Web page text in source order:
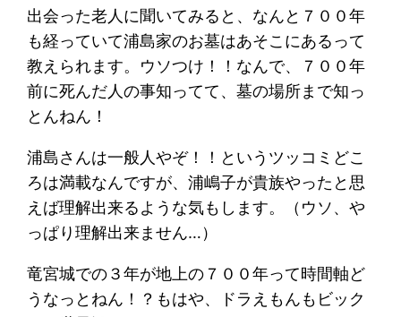
出会った老人に聞いてみると、なんと７００年
も経っていて浦島家のお墓はあそこにあるって
教えられます。ウソつけ！！なんで、７００年
前に死んだ人の事知ってて、墓の場所まで知っ
とんねん！
浦島さんは一般人やぞ！！というツッコミどこ
ろは満載なんですが、浦嶋子が貴族やったと思
えば理解出来るような気もします。（ウソ、や
っぱり理解出来ません…）
竜宮城での３年が地上の７００年って時間軸ど
うなっとねん！？もはや、ドラえもんもビック